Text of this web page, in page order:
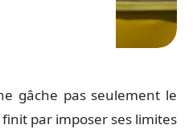
gâche pas seulement le
par imposer ses limites